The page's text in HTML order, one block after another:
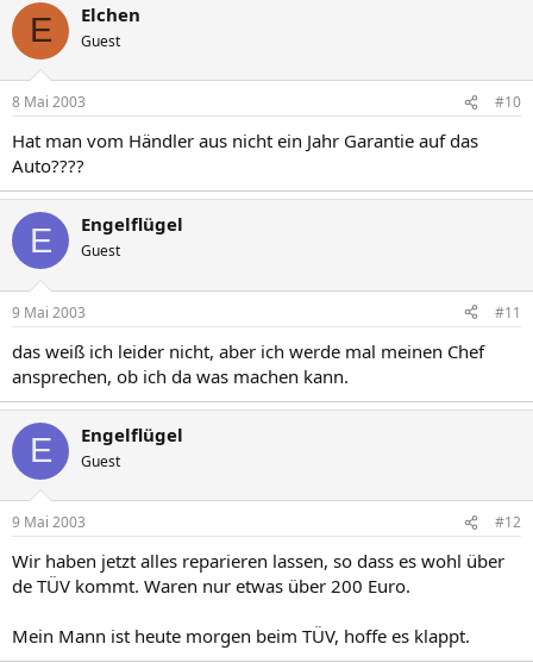
E Elchen
Guest
8 Mai 2003 #10
Hat man vom Händler aus nicht ein Jahr Garantie auf das
Auto????
E Engelflügel
Guest
9 Mai 2003 #11
das weiß ich leider nicht, aber ich werde mal meinen Chef
ansprechen, ob ich da was machen kann.
E Engelflügel
Guest
9 Mai 2003 #12
Wir haben jetzt alles reparieren lassen, so dass es wohl über
de TÜV kommt. Waren nur etwas über 200 Euro.
Mein Mann ist heute morgen beim TÜV, hoffe es klappt.